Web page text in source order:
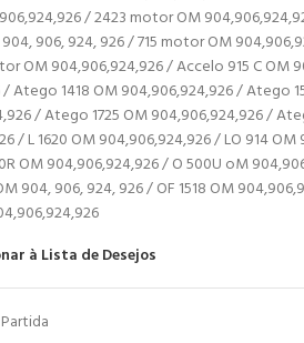
/ 2423 motor OM
906, 924, 926 / 715 motor OM
OM 904,906,924,926 / Accelo 915 C OM
Atego 1418 OM 904,906,924,926 / Atego
/ Atego 1725 OM 904,906,924,926 /
/ L 1620 OM 904,906,924,926 / LO 914
OM 904,906,924,926 / O 500U oM
904, 906, 924, 926 / OF 1518 OM
à Lista de Desejos